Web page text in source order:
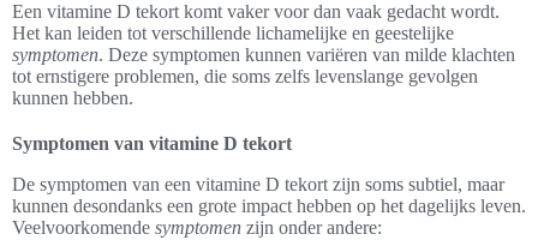
Een vitamine D tekort komt vaker voor dan vaak gedacht wordt.
Het kan leiden tot verschillende lichamelijke en geestelijke
symptomen. Deze symptomen kunnen variëren van milde klachten
tot ernstigere problemen, die soms zelfs levenslange gevolgen
kunnen hebben.
Symptomen van vitamine D tekort
De symptomen van een vitamine D tekort zijn soms subtiel, maar
kunnen desondanks een grote impact hebben op het dagelijks leven.
Veelvoorkomende symptomen zijn onder andere: